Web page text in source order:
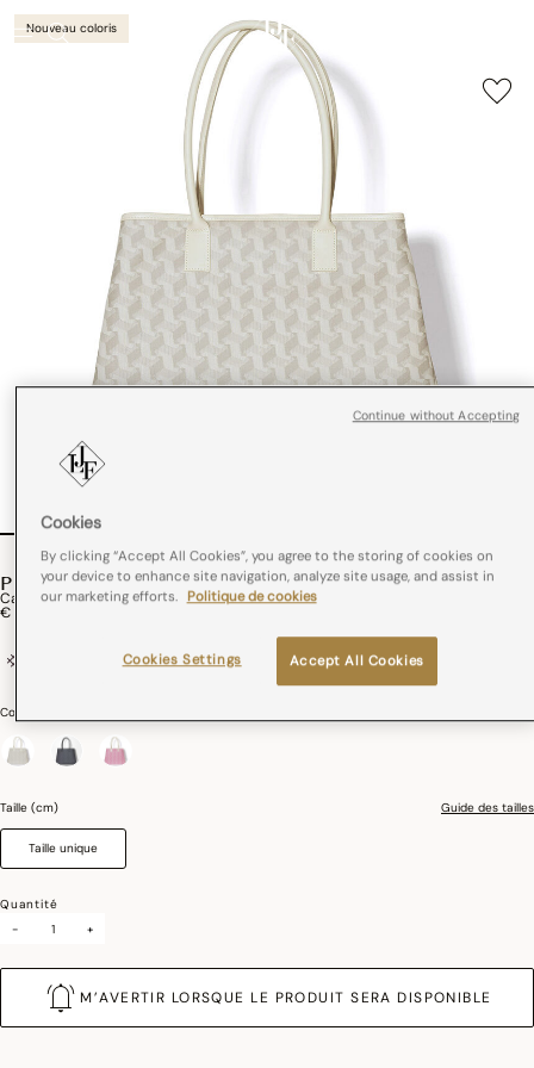
Nouveau coloris
PICTO
Cabas Porté Épaule Picto Coton
€ 299,00
France
Couleurs :
Taille (cm) Guide des tailles
Taille unique
Quantité
-
+
M’AVERTIR LORSQUE LE PRODUIT SERA DISPONIBLE
Cookies
By clicking “Accept All Cookies”, you agree to the storing of cookies on
your device to enhance site navigation, analyze site usage, and assist in
our marketing efforts. Politique de cookies
Accept All Cookies
Cookies Settings
Continue without Accepting